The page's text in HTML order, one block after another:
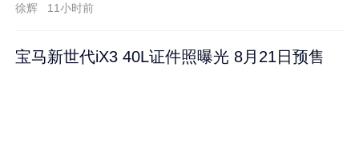
徐辉 11小时前
宝马新世代iX3 40L证件照曝光 8月21日预售